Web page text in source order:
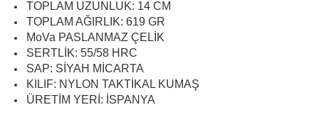
TOPLAM UZUNLUK: 14 CM
TOPLAM AĞIRLIK: 619 GR
MoVa PASLANMAZ ÇELİK
SERTLİK: 55/58 HRC
SAP: SİYAH MİCARTA
KILIF: NYLON TAKTİKAL KUMAŞ
ÜRETİM YERİ: İSPANYA